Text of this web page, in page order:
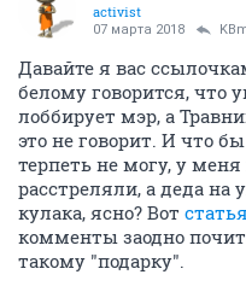
activist
07 марта 2018
Давайте я вас
белому говорится, что
лоббирует мэр, а
это не говорит. И что
терпеть не могу, у
расстреляли, а деда
кулака, ясно? Вот статья
комменты заодно
такому "подарку".